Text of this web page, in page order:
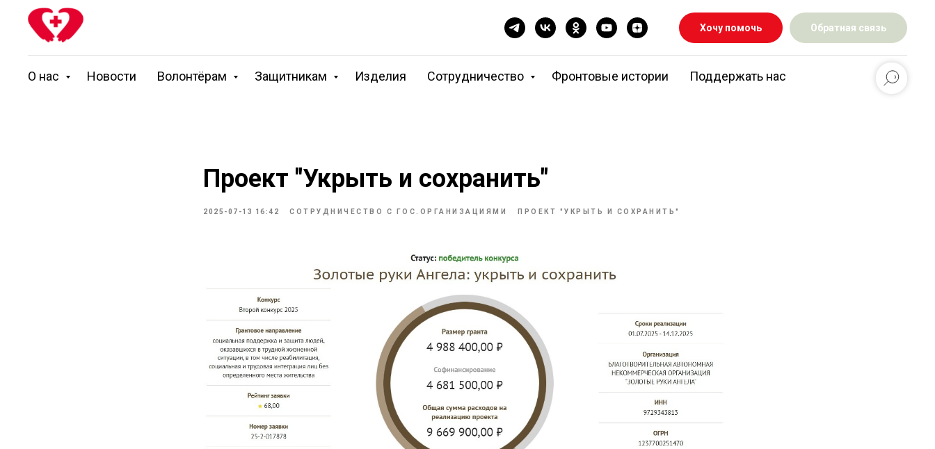
Хочу помочь Обратная связь
О нас Новости Волонтёрам Защитникам Изделия Сотрудничество Фронтовые истории Поддержать нас
Проект "Укрыть и сохранить"
2025-07-13 16:42 СОТРУДНИЧЕСТВО С ГОС.ОРГАНИЗАЦИЯМИ ПРОЕКТ "УКРЫТЬ И СОХРАНИТЬ"